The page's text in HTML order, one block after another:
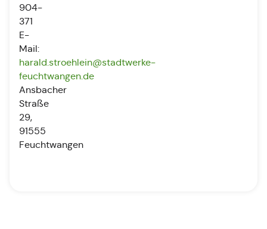
904-
371
E-
Mail:
harald.stroehlein@stadtwerke-
feuchtwangen.de
Ansbacher
Straße
29,
91555
Feuchtwangen